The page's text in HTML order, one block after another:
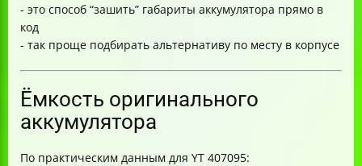
- это способ “зашить” габариты аккумулятора прямо в
код
- так проще подбирать альтернативу по месту в корпусе
Ёмкость оригинального
аккумулятора
По практическим данным для YT 407095: